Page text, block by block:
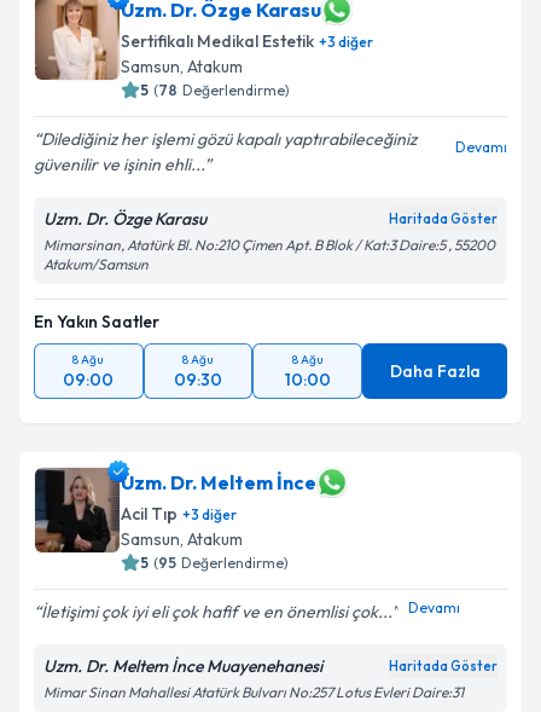
E-posta Adresiniz
Kişisel verilerimin işlenmesine ilişkin
kapsamda işlenmesini kabul ediyorum.
Uzm. Dr. Özge Karasu
Sertifikalı Medikal Estetik +3 diğer
Samsun, Atakum
5 (78 Değerlendirme)
Dilediğiniz her işlemi gözü kapalı yaptırabileceğiniz
güvenilir ve işinin ehli...
Devamı
Uzm. Dr. Özge Karasu Haritada Göster
Mimarsinan, Atatürk Bl. No:210 Çimen Apt. B Blok / Kat:3 Daire:5 , 55200
Atakum/Samsun
En Yakın Saatler
8 Ağu
09:00
8 Ağu
09:30
8 Ağu
10:00 Daha Fazla
Uzm. Dr. Meltem İnce
Acil Tıp +3 diğer
Samsun, Atakum
5 (95 Değerlendirme)
İletişimi çok iyi eli çok hafif ve en önemlisi çok... Devamı
Uzm. Dr. Meltem İnce Muayenehanesi Haritada Göster
Mimar Sinan Mahallesi Atatürk Bulvarı No:257 Lotus Evleri Daire:31